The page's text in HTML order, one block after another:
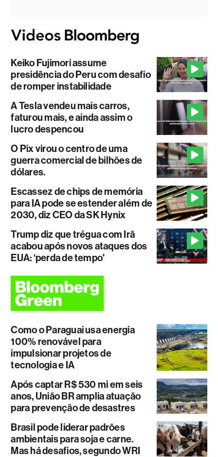
Keiko Fujimori assume
presidência do Peru com desafio
de romper instabilidade
A Tesla vendeu mais carros,
faturou mais, e ainda assim o
lucro despencou
O Pix virou o centro de uma
guerra comercial de bilhões de
dólares.
Escassez de chips de memória
para IA pode se estender além de
2030, diz CEO da SK Hynix
Trump diz que trégua com Irã
acabou após novos ataques dos
EUA: ‘perda de tempo'
Como o Paraguai usa energia
100% renovável para
impulsionar projetos de
tecnologia e IA
Após captar R$ 530 mi em seis
anos, União BR amplia atuação
para prevenção de desastres
Brasil pode liderar padrões
ambientais para soja e carne.
Mas há desafios, segundo WRI